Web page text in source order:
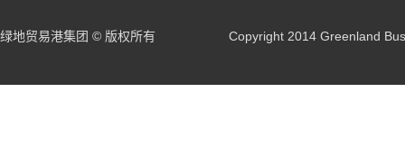
绿地贸易港集团 © 版权所有 Copyright 2014 Greenland